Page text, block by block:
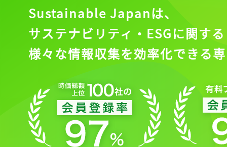
Sustainable Japanは、
サステナビリティ・ESGに関する
様々な情報収集を効率化できる